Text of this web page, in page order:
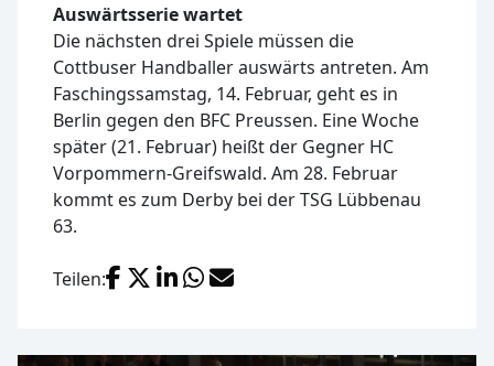
Auswärtsserie wartet
Die nächsten drei Spiele müssen die
Cottbuser Handballer auswärts antreten. Am
Faschingssamstag, 14. Februar, geht es in
Berlin gegen den BFC Preussen. Eine Woche
später (21. Februar) heißt der Gegner HC
Vorpommern-Greifswald. Am 28. Februar
kommt es zum Derby bei der TSG Lübbenau
63.
Teilen: Facebook
X (Twitter)
LinkedIn
WhatsApp